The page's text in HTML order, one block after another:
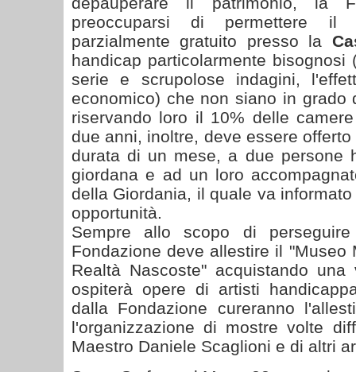
preoccuparsi di permettere il
parzialmente gratuito presso la
handicap particolarmente
serie e scrupolose indagini,
economico) che non siano in grado
riservando loro il 10% delle
due anni, inoltre, deve essere
durata di un mese, a due persone
giordana e ad un loro
della Giordania, il quale va
opportunità.
Sempre allo scopo di
Fondazione deve allestire il "Museo
Realtà Nascoste" acquistando
ospiterà opere di artisti
dalla Fondazione cureranno
l'organizzazione di mostre volte
Maestro Daniele Scaglioni e di altri